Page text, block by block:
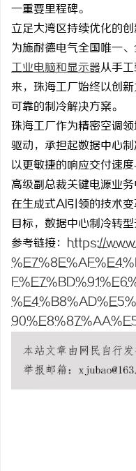
一重要里程碑。
立足大湾区持续优化的
为施耐德电气全国唯一
工业电脑和显示器从手
来，珠海工厂始终以创
可靠的制冷解决方案。
珠海工厂作为精密空调
驱动，承担起数据中心
以更敏捷的响应交付速
高级副总裁关键电源业
在生成式AI引领的技术
目标，数据中心制冷转
参考链接：
https://